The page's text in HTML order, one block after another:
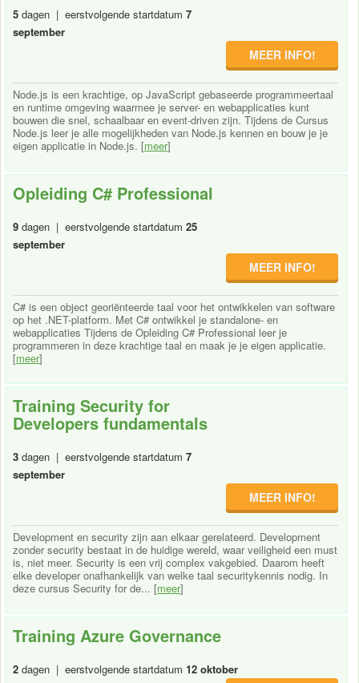
5 dagen | eerstvolgende startdatum 7
september
MEER INFO!
Node.js is een krachtige, op JavaScript gebaseerde programmeertaal
en runtime omgeving waarmee je server- en webapplicaties kunt
bouwen die snel, schaalbaar en event-driven zijn. Tijdens de Cursus
Node.js leer je alle mogelijkheden van Node.js kennen en bouw je je
eigen applicatie in Node.js. [meer]
Opleiding C# Professional
9 dagen | eerstvolgende startdatum 25
september
MEER INFO!
C# is een object georiënteerde taal voor het ontwikkelen van software
op het .NET-platform. Met C# ontwikkel je standalone- en
webapplicaties Tijdens de Opleiding C# Professional leer je
programmeren in deze krachtige taal en maak je je eigen applicatie.
[meer]
Training Security for
Developers fundamentals
3 dagen | eerstvolgende startdatum 7
september
MEER INFO!
Development en security zijn aan elkaar gerelateerd. Development
zonder security bestaat in de huidige wereld, waar veiligheid een must
is, niet meer. Security is een vrij complex vakgebied. Daarom heeft
elke developer onafhankelijk van welke taal securitykennis nodig. In
deze cursus Security for de... [meer]
Training Azure Governance
2 dagen | eerstvolgende startdatum 12 oktober